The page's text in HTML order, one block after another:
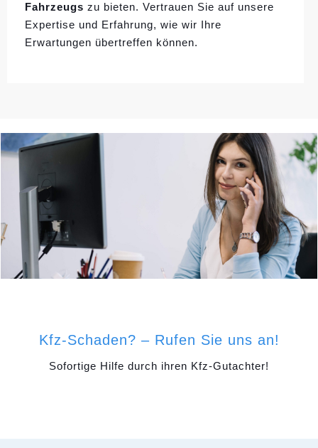
Fahrzeugs zu bieten. Vertrauen Sie auf unsere
Expertise und Erfahrung, wie wir Ihre
Erwartungen übertreffen können.
Kfz-Schaden? – Rufen Sie uns an!
Sofortige Hilfe durch ihren Kfz-Gutachter!